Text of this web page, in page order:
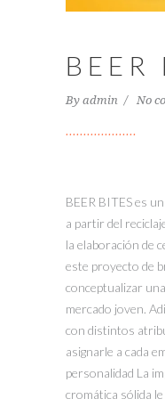
BEER
By admin No
BEER BITES es
a partir del
la elaboración de
este proyecto de
conceptualizar
mercado joven.
con distintos
asignarle a cada
personalidad La
cromática sólida